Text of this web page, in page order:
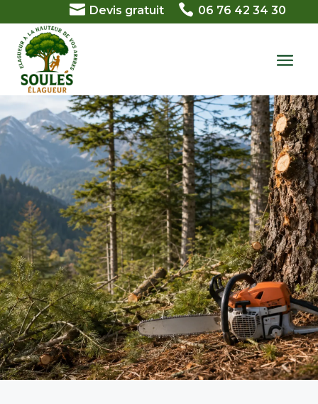
 Devis gratuit  06 76 42 34 30